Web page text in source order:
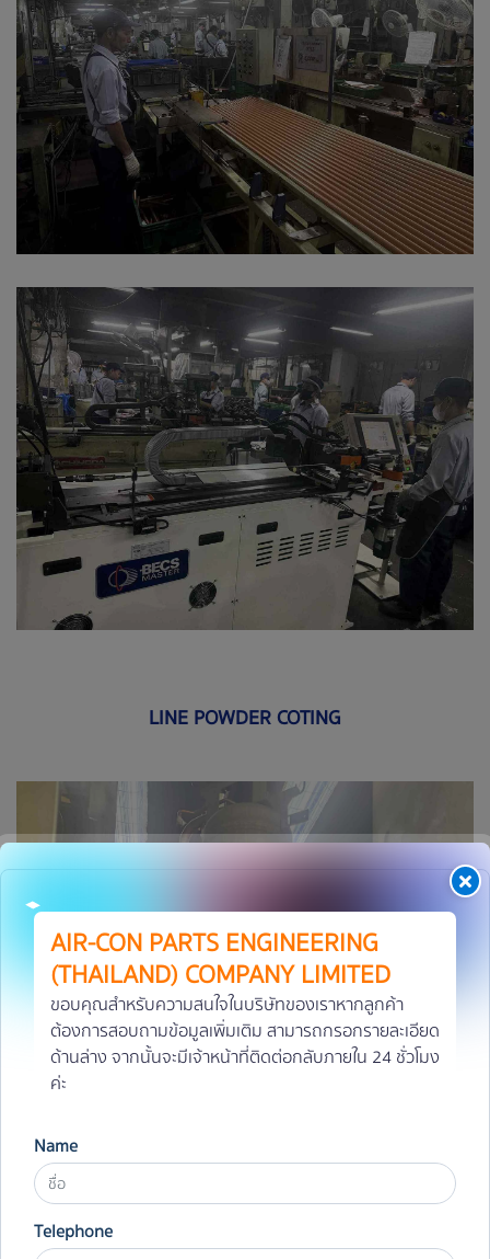
LINE POWDER COTING
AIR-CON PARTS ENGINEERING
(THAILAND) COMPANY LIMITED
ขอบคุณสำหรับความสนใจในบริษัทของเราหากลูกค้า
ต้องการสอบถามข้อมูลเพิ่มเติม สามารถกรอกรายละเอียด
ด้านล่าง จากนั้นจะมีเจ้าหน้าที่ติดต่อกลับภายใน 24 ชั่วโมง
ค่ะ
Name
Telephone